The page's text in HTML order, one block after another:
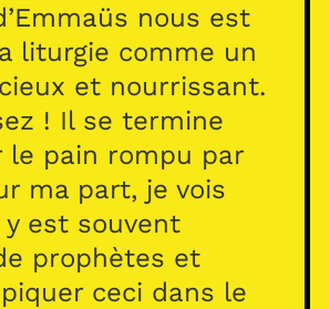
nous est
liturgie comme un
et nourrissant.
! Il se termine
le pain rompu par
ma part, je vois
y est souvent
prophètes et
ceci dans le